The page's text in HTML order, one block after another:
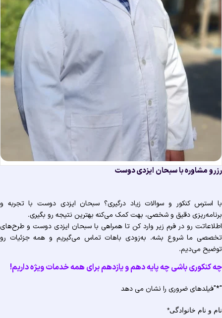
مشاوره با سبحان ایزدی دوست
استرس کنکور و سوالات زیاد درگیری؟ سبحان ایزدی دوست با تجربه و
دقیق و شخصی، بهت کمک می‌کنه بهترین نتیجه رو بگیری.
رو در فرم زیر وارد کن تا همراهی با سبحان ایزدی دوست و طرح‌های
ما شروع بشه. به‌زودی باهات تماس می‌گیریم و همه جزئیات رو
می‌دیم.
کنکوری باشی چه پایه دهم و یازدهم برای همه خدمات ویژه‌ داریم!
"فیلدهای ضروری را نشان می دهد
و نام خانوادگی*